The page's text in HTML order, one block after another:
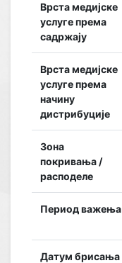
Врста медијске
услуге према
садржају
Врста медијске
услуге према
начину
дистрибуције
Зона
покривања /
расподеле
Период важења
Датум брисања